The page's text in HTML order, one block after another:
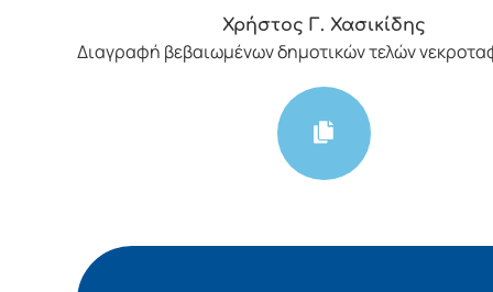
Χρήστος Γ. Χασικίδης
Διαγραφή βεβαιωμένων δημοτικών τελών